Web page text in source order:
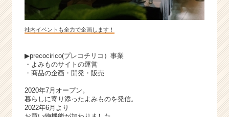
社内イベントも全力で企画します！
▶precocirico(プレコチリコ）事業
・よみものサイトの運営
・商品の企画・開発・販売
2020年7月オープン。
暮らしに寄り添ったよみものを発信。
2022年6月より